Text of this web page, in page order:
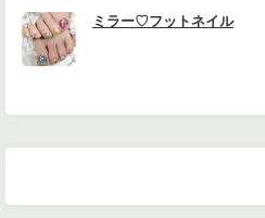
ミラー♡フットネイル